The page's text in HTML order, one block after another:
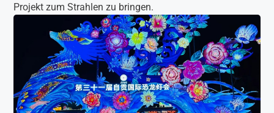
Projekt zum Strahlen zu bringen.